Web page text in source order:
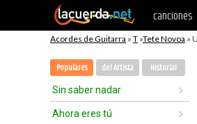
canciones
Acordes de Guitarra » T »Tete Novoa »
Populares del Artista Historial
Sin saber nadar
Ahora eres tú